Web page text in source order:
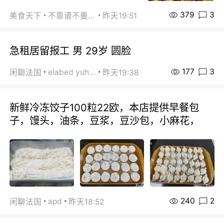
美食天下 不靠谱不要联系 昨天19:51 379 3
急租居留报工 男 29岁 圆脸
闲聊法国 elabed yuhua 昨天19:38 177 3
新鲜冷冻饺子100粒22欧，本店提供早餐包
子，馒头，油条，豆浆，豆沙包，小麻花，
闲聊法国 apd 昨天18:52 240 2